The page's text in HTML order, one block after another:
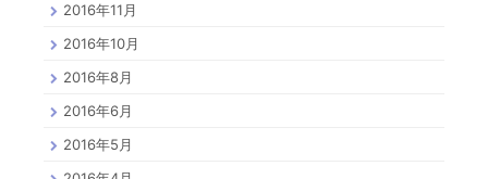
2016年11月
2016年10月
2016年8月
2016年6月
2016年5月